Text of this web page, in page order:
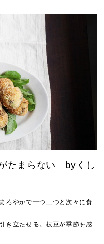
たまらない byくし
ろやかで一つ二つと次々に食
き立たせる。枝豆が季節を感